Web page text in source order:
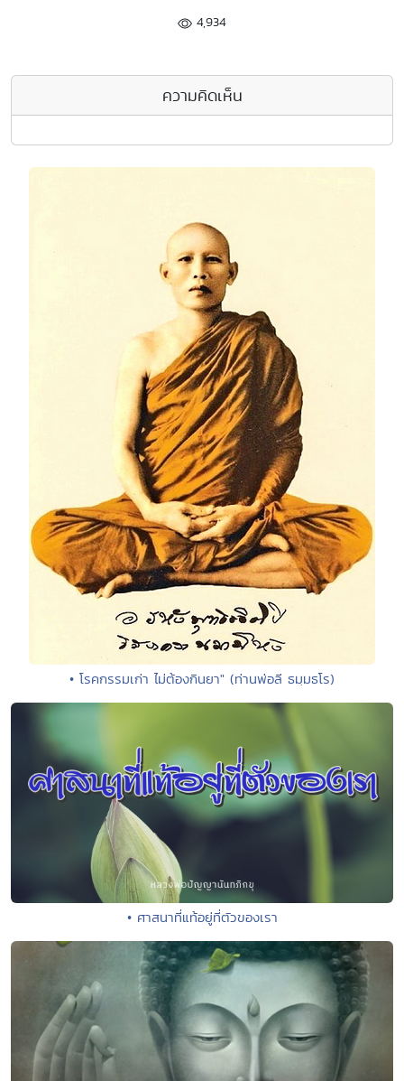
4,934
ความคิดเห็น
• โรคกรรมเก่า ไม่ต้องกินยา" (ท่านพ่อลี ธมฺมธโร)
• ศาสนาที่แท้อยู่ที่ตัวของเรา